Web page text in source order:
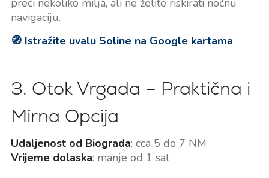
navigaciju.
🧭 Istražite uvalu Soline na Google kartama
3. Otok Vrgada – Praktična i
Mirna Opcija
Udaljenost od Biograda: cca 5 do 7 NM
Vrijeme dolaska: manje od 1 sat